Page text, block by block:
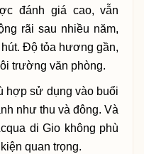
đánh giá cao, vẫn
rãi sau nhiều năm,
Độ tỏa hương gần,
trường văn phòng.
hợp sử dụng vào buổi
như thu và đông. Và
di Gio không phù
quan trọng.